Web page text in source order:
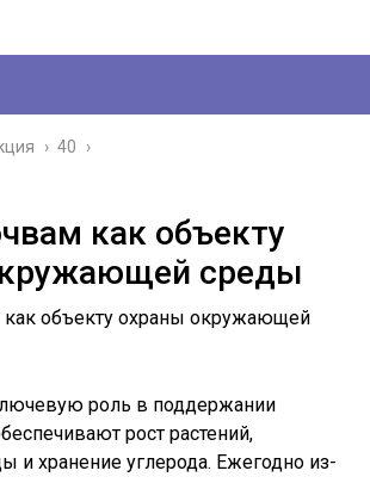
› 40 ›
как объекту
среды
роль в поддержании
рост растений,
и хранение углерода. Ежегодно из-